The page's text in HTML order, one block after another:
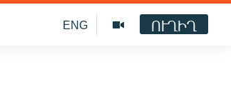
ENG ՈՒՂԻՂ